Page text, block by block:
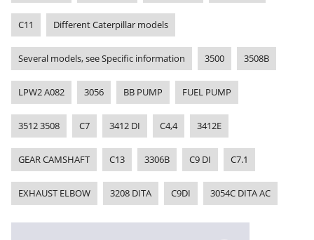
C11 Different Caterpillar models
Several models, see Specific information 3500 3508B
LPW2 A082 3056 BB PUMP FUEL PUMP
3512 3508 C7 3412 DI C4,4 3412E
GEAR CAMSHAFT C13 3306B C9 DI C7.1
EXHAUST ELBOW 3208 DITA C9DI 3054C DITA AC